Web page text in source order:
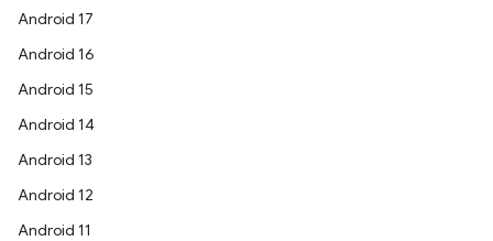
Android 17
Android 16
Android 15
Android 14
Android 13
Android 12
Android 11